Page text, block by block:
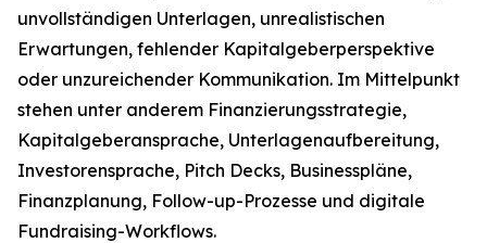
unvollständigen Unterlagen, unrealistischen
Erwartungen, fehlender Kapitalgeberperspektive
oder unzureichender Kommunikation. Im Mittelpunkt
stehen unter anderem Finanzierungsstrategie,
Kapitalgeberansprache, Unterlagenaufbereitung,
Investorensprache, Pitch Decks, Businesspläne,
Finanzplanung, Follow-up-Prozesse und digitale
Fundraising-Workflows.